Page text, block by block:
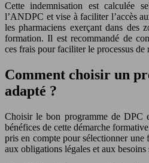
Cette indemnisation est calculée
l’ANDPC et vise à faciliter l’accès
les pharmaciens exerçant dans des
formation. Il est recommandé de
ces frais pour faciliter le processus de
Comment choisir un
adapté ?
Choisir le bon programme de DPC
bénéfices de cette démarche
pris en compte pour sélectionner
aux obligations légales et aux